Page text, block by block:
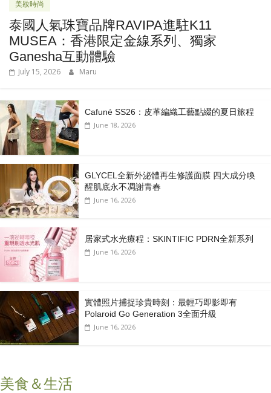
美妝時尚
泰國人氣珠寶品牌RAVIPA進駐K11
MUSEA：香港限定金線系列、獨家
Ganesha互動體驗
July 15, 2026 Maru
Cafuné SS26：皮革編織工藝點綴的夏日旅程
June 18, 2026
GLYCEL全新外泌體再生修護面膜 四大成分喚
醒肌底永不凋謝青春
June 16, 2026
居家式水光療程：SKINTIFIC PDRN全新系列
June 16, 2026
實體照片捕捉珍貴時刻：最輕巧即影即有
Polaroid Go Generation 3全面升級
June 16, 2026
美食＆生活